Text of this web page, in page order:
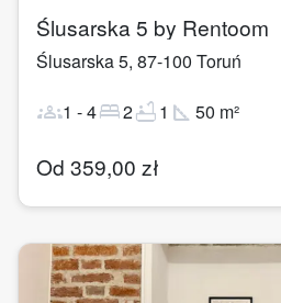
Ślusarska 5 by Rentoom
Ślusarska 5, 87-100 Toruń
groups1 -4bed2bathtub1 square_foot 50 m²
Od 359,00 zł